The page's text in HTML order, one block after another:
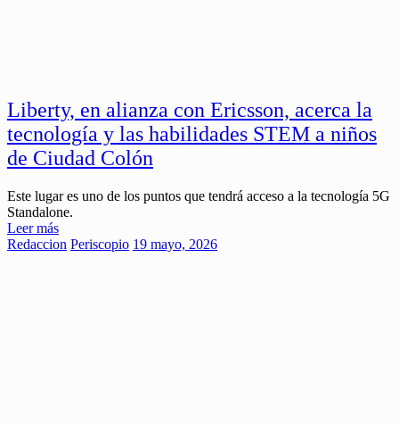
Liberty, en alianza con Ericsson, acerca la
tecnología y las habilidades STEM a niños
de Ciudad Colón
Este lugar es uno de los puntos que tendrá acceso a la tecnología 5G
Standalone.
Leer más
Redaccion Periscopio 19 mayo, 2026